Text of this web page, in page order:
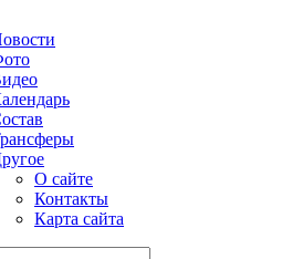
О сайте
Контакты
Карта сайта